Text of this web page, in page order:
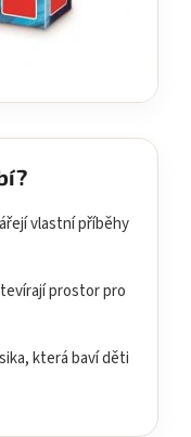
vlastní příběhy
prostor pro
která baví děti